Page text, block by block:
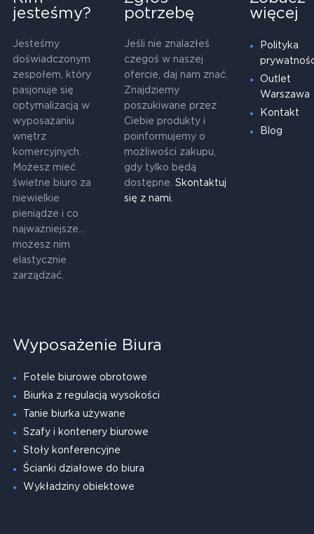
jesteśmy?
Jesteśmy
doświadczonym
zespołem, który
pasjonuje się
optymalizacją w
wyposażaniu
wnętrz
komercyjnych.
Możesz mieć
świetne biuro za
niewielkie
pieniądze i co
najważniejsze...
możesz nim
elastycznie
zarządzać.
potrzebę
Jeśli nie znalazłeś
czegoś w naszej
ofercie, daj nam znać.
Znajdziemy
poszukiwane przez
Ciebie produkty i
poinformujemy o
możliwości zakupu,
gdy tylko będą
dostępne. Skontaktuj
się z nami.
więcej
Polityka
Outlet
Warszawa
Kontakt
Blog
Wyposażenie Biura
Fotele biurowe obrotowe
Biurka z regulacją wysokości
Tanie biurka używane
Szafy i kontenery biurowe
Stoły konferencyjne
Ścianki działowe do biura
Wykładziny obiektowe